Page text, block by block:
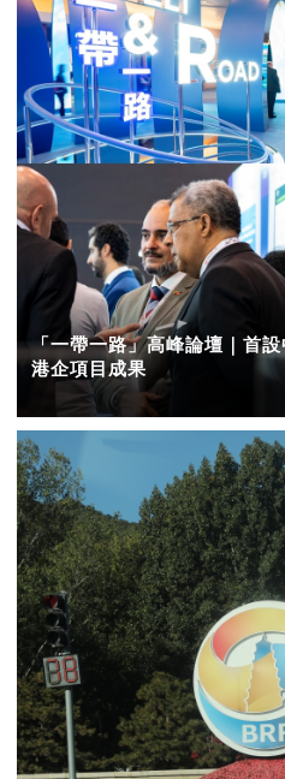
「一帶一路」高峰論壇｜首
港企項目成果